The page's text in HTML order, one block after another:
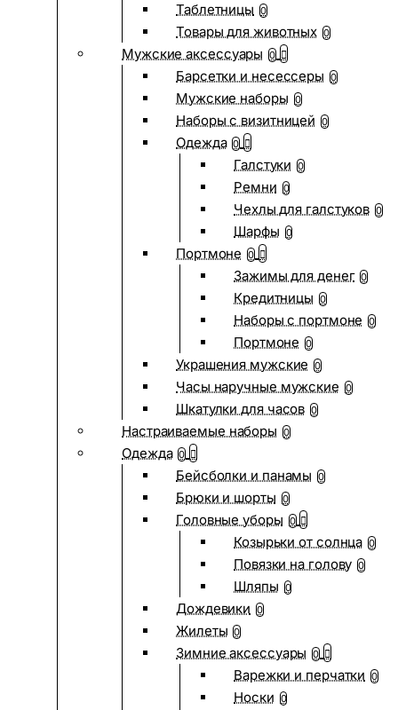
Таблетницы 0
Товары для животных 0
Мужские аксессуары 0
Барсетки и несессеры 0
Мужские наборы 0
Наборы с визитницей 0
Одежда 0
Галстуки 0
Ремни 0
Чехлы для галстуков 0
Шарфы 0
Портмоне 0
Зажимы для денег 0
Кредитницы 0
Наборы с портмоне 0
Портмоне 0
Украшения мужские 0
Часы наручные мужские 0
Шкатулки для часов 0
Настраиваемые наборы 0
Одежда 0
Бейсболки и панамы 0
Брюки и шорты 0
Головные уборы 0
Козырьки от солнца 0
Повязки на голову 0
Шляпы 0
Дождевики 0
Жилеты 0
Зимние аксессуары 0
Варежки и перчатки 0
Носки 0